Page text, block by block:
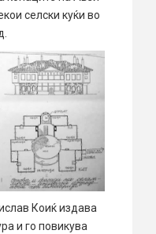
селски куќи во
Коиќ издава
и го повикува